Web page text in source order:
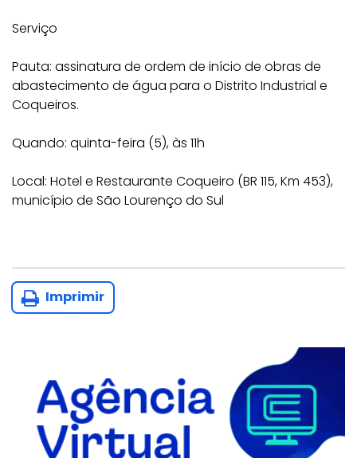
Serviço
Pauta: assinatura de ordem de início de obras de
abastecimento de água para o Distrito Industrial e
Coqueiros.
Quando: quinta-feira (5), às 11h
Local: Hotel e Restaurante Coqueiro (BR 115, Km 453),
município de São Lourenço do Sul
Imprimir